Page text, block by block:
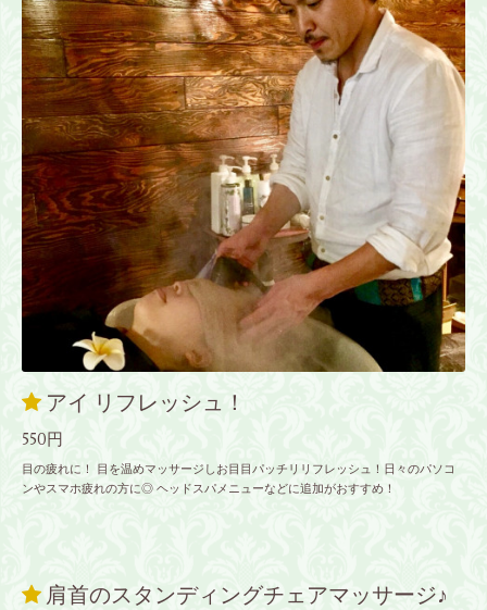
アイ リフレッシュ！
550円
目の疲れに！ 目を温めマッサージしお目目パッチリリフレッシュ！日々のパソコ
ンやスマホ疲れの方に◎ ヘッドスパメニューなどに追加がおすすめ！
肩首のスタンディングチェアマッサージ♪